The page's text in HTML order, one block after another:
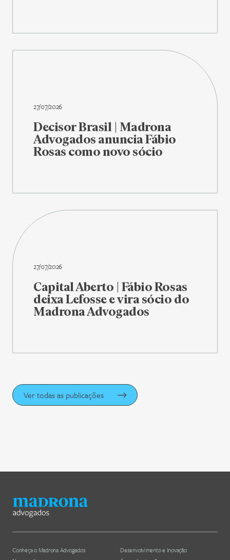
27/07/2026
Decisor Brasil | Madrona
Advogados anuncia Fábio
Rosas como novo sócio
27/07/2026
Capital Aberto | Fábio Rosas
deixa Lefosse e vira sócio do
Madrona Advogados
Ver todas as publicações
Conheça o Madrona Advogados
Desenvolvimento e Inovação